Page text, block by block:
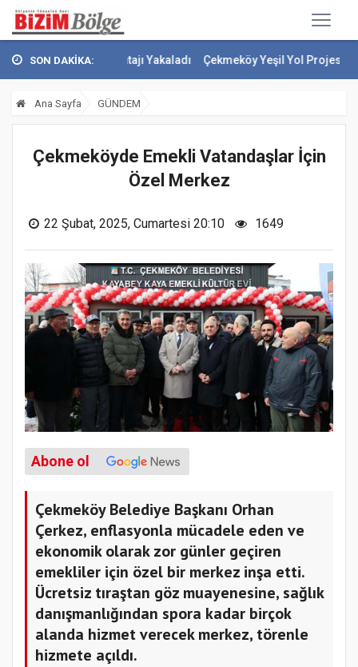
SON DAKİKA:
Avantajı Yakaladı Çekmeköy Yeşil Yol Projesi'nde
Ana Sayfa GÜNDEM
Çekmeköyde Emekli Vatandaşlar İçin
Özel Merkez
22 Şubat, 2025, Cumartesi 20:10 1649
Abone ol
Çekmeköy Belediye Başkanı Orhan
Çerkez, enflasyonla mücadele eden ve
ekonomik olarak zor günler geçiren
emekliler için özel bir merkez inşa etti.
Ücretsiz tıraştan göz muayenesine, sağlık
danışmanlığından spora kadar birçok
alanda hizmet verecek merkez, törenle
hizmete açıldı.